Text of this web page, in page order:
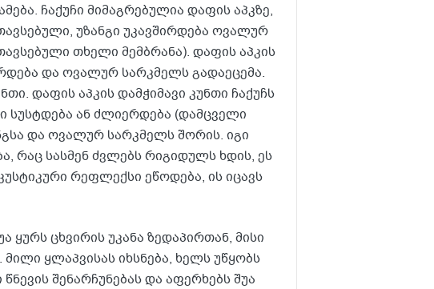
ჩაქუჩი მიმაგრებულია დაფის აპკზე,
უზანგი უკავშირდება ოვალურ
თხელი მემბრანა). დაფის აპკის
და ოვალურ სარკმელს გადაეცემა.
დაფის აპკის დამჭიმავი კუნთი ჩაქუჩს
სუსტდება ან ძლიერდება (დამცველი
და ოვალურ სარკმელს შორის. იგი
რაც სასმენ ძვლებს რიგიდულს ხდის, ეს
რეფლექსი ეწოდება, ის იცავს
ყურს ცხვირის უკანა ზედაპირთან, მისი
ყლაპვისას იხსნება, ხელს უწყობს
შენარჩუნებას და აფერხებს შუა